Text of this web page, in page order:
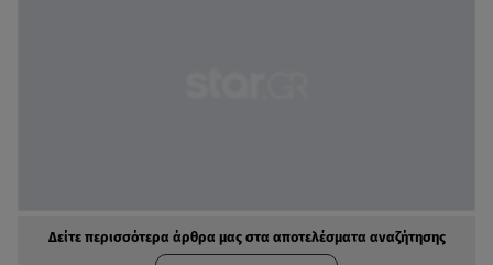
Δείτε περισσότερα άρθρα μας στα αποτελέσματα αναζήτησης